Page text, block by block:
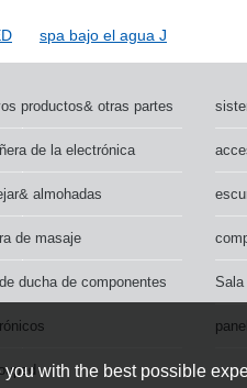
spa bajo el agua J
productos& otras partes
de la electrónica
almohadas
de masaje
ducha de componentes Sala
with the best possible